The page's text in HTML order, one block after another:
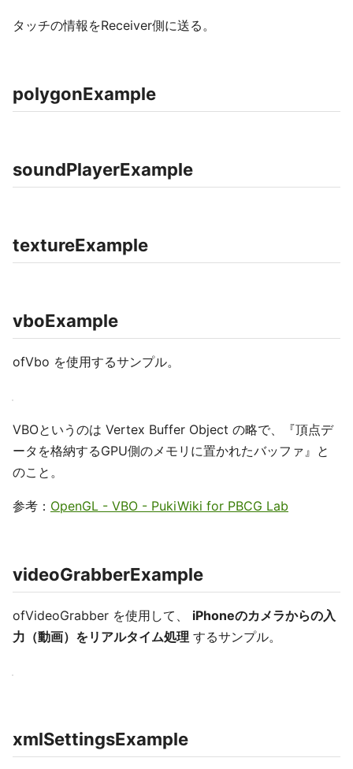
タッチの情報をReceiver側に送る。
polygonExample
soundPlayerExample
textureExample
vboExample
ofVbo を使用するサンプル。
VBOというのは Vertex Buffer Object の略で、『頂点デ
ータを格納するGPU側のメモリに置かれたバッファ』と
のこと。
参考： OpenGL - VBO - PukiWiki for PBCG Lab
videoGrabberExample
ofVideoGrabber を使用して、 iPhoneのカメラからの入
力（動画）をリアルタイム処理 するサンプル。
xmlSettingsExample